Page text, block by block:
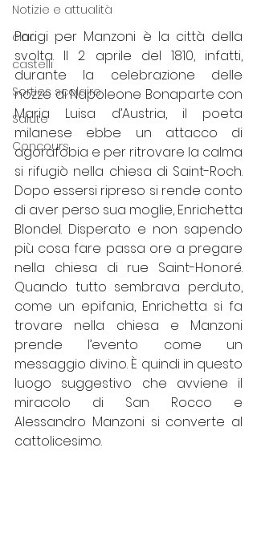
Notizie e attualità
cina
castelli
Sorties scolaire
Salute
Concours
Parigi per Manzoni è la città della
svolta. Il 2 aprile del 1810, infatti,
durante la celebrazione delle
nozze di Napoleone Bonaparte con
Maria Luisa d’Austria, il poeta
milanese ebbe un attacco di
agorafobia e per ritrovare la calma
si rifugiò nella chiesa di Saint-Roch.
Dopo essersi ripreso si rende conto
di aver perso sua moglie, Enrichetta
Blondel. Disperato e non sapendo
più cosa fare passa ore a pregare
nella chiesa di rue Saint-Honoré.
Quando tutto sembrava perduto,
come un epifania, Enrichetta si fa
trovare nella chiesa e Manzoni
prende l’evento come un
messaggio divino. È quindi in questo
luogo suggestivo che avviene il
miracolo di San Rocco e
Alessandro Manzoni si converte al
cattolicesimo.